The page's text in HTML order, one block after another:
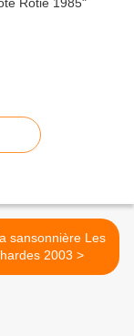
sansonnière Les
Fouchardes 2003 >